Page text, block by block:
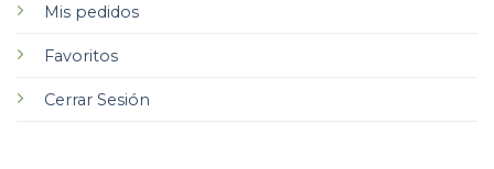
Mis pedidos
Favoritos
Cerrar Sesión